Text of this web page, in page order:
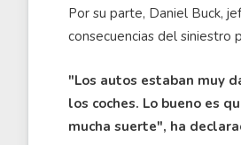
Por su parte, Daniel Buck,
consecuencias del siniestro
"Los autos estaban muy
los coches. Lo bueno es
mucha suerte", ha